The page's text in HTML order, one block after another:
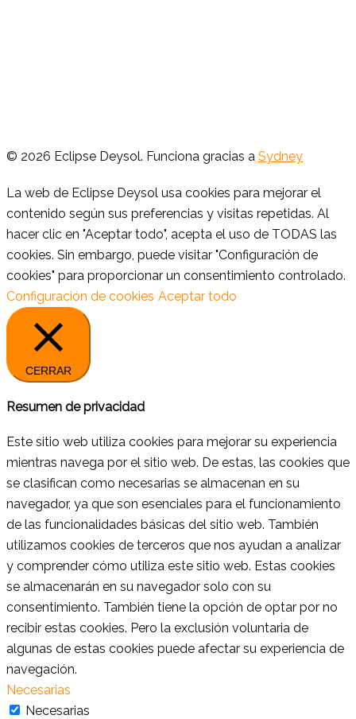
© 2026 Eclipse Deysol. Funciona gracias a Sydney
La web de Eclipse Deysol usa cookies para mejorar el
contenido según sus preferencias y visitas repetidas. Al
hacer clic en "Aceptar todo", acepta el uso de TODAS las
cookies. Sin embargo, puede visitar "Configuración de
cookies" para proporcionar un consentimiento controlado.
Configuración de cookies Aceptar todo
CERRAR
Resumen de privacidad
Este sitio web utiliza cookies para mejorar su experiencia
mientras navega por el sitio web. De estas, las cookies que
se clasifican como necesarias se almacenan en su
navegador, ya que son esenciales para el funcionamiento
de las funcionalidades básicas del sitio web. También
utilizamos cookies de terceros que nos ayudan a analizar
y comprender cómo utiliza este sitio web. Estas cookies
se almacenarán en su navegador solo con su
consentimiento. También tiene la opción de optar por no
recibir estas cookies. Pero la exclusión voluntaria de
algunas de estas cookies puede afectar su experiencia de
navegación.
Necesarias
Necesarias